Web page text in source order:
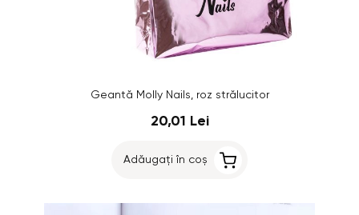
Geantă Molly Nails, roz strălucitor
20,01 Lei
Adăugați în coș